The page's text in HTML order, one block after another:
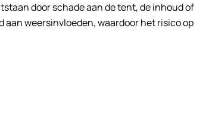
door schade aan de tent, de inhoud of
weersinvloeden, waardoor het risico op